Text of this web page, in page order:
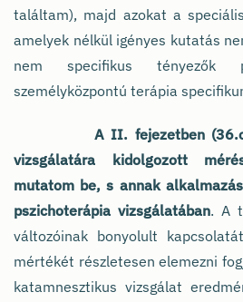
találtam), majd azokat a
amelyek nélkül igényes kutatás
nem specifikus tényezők
személyközpontú terápia
A II. fejezetben
vizsgálatára kidolgozott
mutatom be, s annak
pszichoterápia vizsgálatában. A
változóinak bonyolult
mértékét részletesen elemezni
katamnesztikus vizsgálat